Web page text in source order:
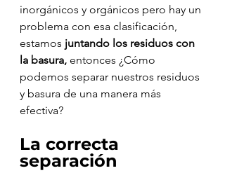
inorgánicos y orgánicos pero hay un
problema con esa clasificación,
estamos juntando los residuos con
la basura, entonces ¿Cómo
podemos separar nuestros residuos
y basura de una manera más
efectiva?
La correcta
separación